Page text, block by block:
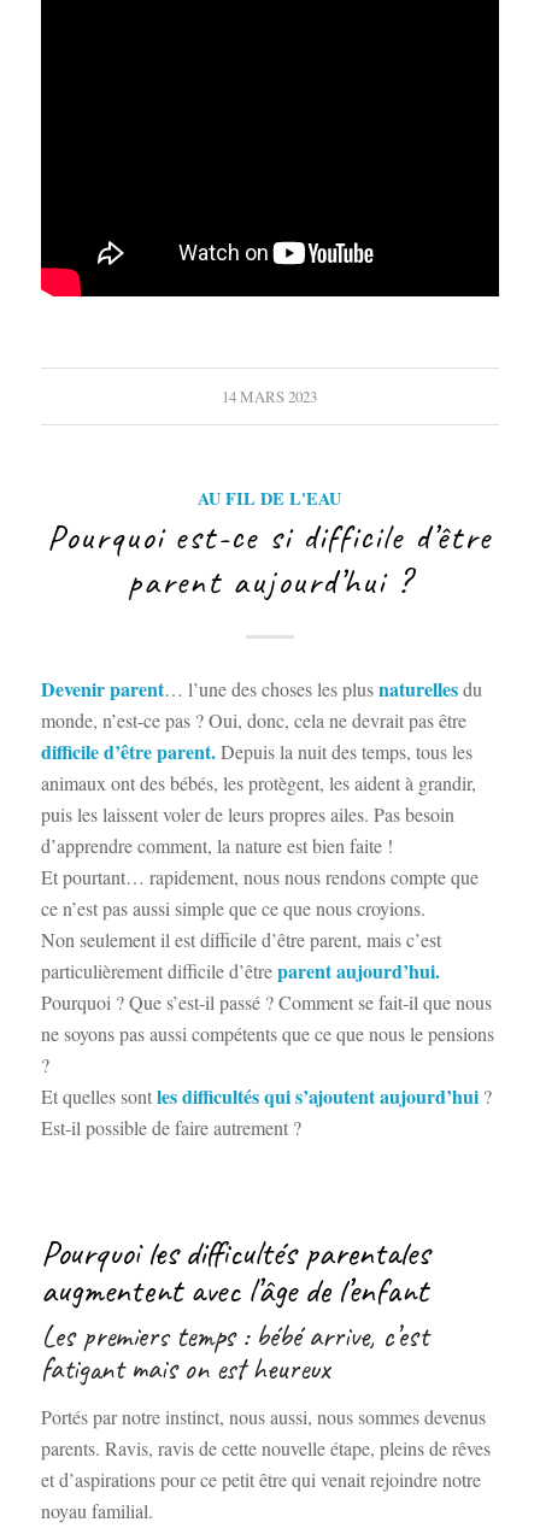
14 MARS 2023
AU FIL DE L'EAU
Pourquoi est-ce si difficile d’être
parent aujourd’hui ?
Devenir parent… l’une des choses les plusnaturellesdu
monde, n’est-ce pas ? Oui, donc, cela ne devrait pas être
difficile d’être parent.Depuis la nuit des temps, tous les
animaux ont des bébés, les protègent, les aident à grandir,
puis les laissent voler de leurs propres ailes. Pas besoin
d’apprendre comment, la nature est bien faite !
Et pourtant… rapidement, nous nous rendons compte que
ce n’est pas aussi simple que ce que nous croyions.
Non seulement il est difficile d’être parent, mais c’est
particulièrement difficile d’êtreparent aujourd’hui.
Pourquoi ? Que s’est-il passé ? Comment se fait-il que nous
ne soyons pas aussi compétents que ce que nous le pensions
?
Et quelles sontles difficultés qui s’ajoutent aujourd’hui?
Est-il possible de faire autrement ?
Pourquoi les difficultés parentales
augmentent avec l’âge de l’enfant
Les premiers temps : bébé arrive, c’est
fatigant mais on est heureux
Portés par notre instinct, nous aussi, nous sommes devenus
parents. Ravis, ravis de cette nouvelle étape, pleins de rêves
et d’aspirations pour ce petit être qui venait rejoindre notre
noyau familial.